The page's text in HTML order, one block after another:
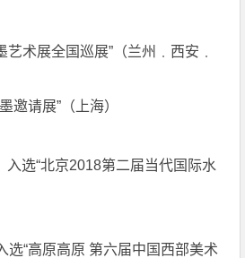
艺术展全国巡展”（兰州﹒西安﹒
邀请展”（上海）
入选“北京2018第二届当代国际水
选“高原高原 第六届中国西部美术